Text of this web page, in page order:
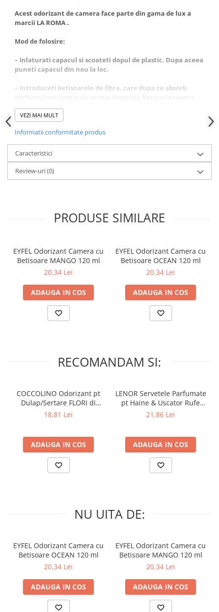
Acest odorizant de camera face parte din gama de lux a
marcii LA ROMA .
Mod de folosire:
– Inlaturati capacul si scoateti dopul de plastic. Dupa aceea
puneti capacul din nou la loc.
– Introduceti betisoarele de fibra, care dupa ce absorb
– Amplasati flaconul pe o suprafata orizontala care nu este
– Întoarceti betele de 2-3 ori pe saptamana pentru o aroma
mai proaspata!
– La amplasare va rugam sa fiti atenti ca betisoarele sau
parfumul sa nu intre in contact cu suprafete lacuite din
VEZI MAI MULT
Informatii conformitate produs
Caracteristici
Review-uri(0)
PRODUSE SIMILARE
EYFEL Odorizant Camera cu
Betisoare MANGO 120 ml
20,34 Lei
ADAUGA IN COS
EYFEL Odorizant Camera cu
Betisoare OCEAN 120 ml
20,34 Lei
ADAUGA IN COS
RECOMANDAM SI:
COCCOLINO Odorizant pt
Dulap/Sertare FLORI di
PRIMAVERA 3 buc
18,81 Lei
ADAUGA IN COS
LENOR Servetele Parfumate
pt Haine & Uscator Rufe
SPRING AWAKENING 34 buc
21,86 Lei
ADAUGA IN COS
NU UITA DE:
EYFEL Odorizant Camera cu
Betisoare OCEAN 120 ml
20,34 Lei
ADAUGA IN COS
EYFEL Odorizant Camera cu
Betisoare MANGO 120 ml
20,34 Lei
ADAUGA IN COS